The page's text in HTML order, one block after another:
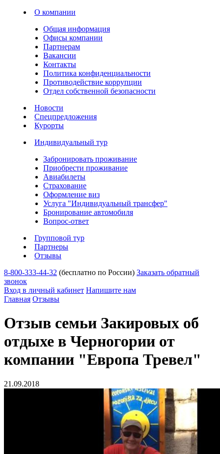
О компании
Общая информация
Офисы компании
Партнерам
Вакансии
Контакты
Политика конфиденциальности
Противодействие коррупции
Отдел собственной безопасности
Новости
Спецпредложения
Курорты
Индивидуальный тур
Забронировать проживание
Приобрести проживание
Авиабилеты
Страхование
Оформление виз
Услуга "Индивидуальный трансфер"
Бронирование автомобиля
Вопрос-ответ
Групповой тур
Партнеры
Отзывы
8-800-333-44-32 (бесплатно по России) Заказать обратный
звонок
Вход в личный кабинет Напишите нам
Главная Отзывы
Отзыв семьи Закировых об
отдыхе в Черногории от
компании "Европа Тревел"
21.09.2018